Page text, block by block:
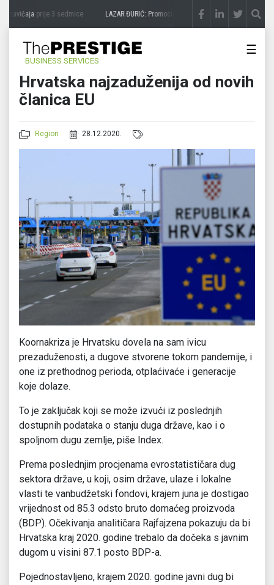
zavičajaprije 3 sedmice LAZAR ĐURIĆ: Promocija potencijal pretvara u destinaciju
BUSINESS SERVICES
☰
Hrvatska najzaduženija od novih
članica EU
Region 28.12.2020.
Koornakriza je Hrvatsku dovela na sam ivicu
prezaduženosti, a dugove stvorene tokom pandemije, i
one iz prethodnog perioda, otplaćivaće i generacije
koje dolaze.
To je zaključak koji se može izvući iz poslednjih
dostupnih podataka o stanju duga države, kao i o
spoljnom dugu zemlje, piše Index.
Prema poslednjim procjenama evrostatističara dug
sektora države, u koji, osim države, ulaze i lokalne
vlasti te vanbudžetski fondovi, krajem juna je dostigao
vrijednost od 85.3 odsto bruto domaćeg proizvoda
(BDP). Očekivanja analitičara Rajfajzena pokazuju da bi
Hrvatska kraj 2020. godine trebalo da dočeka s javnim
dugom u visini 87.1 posto BDP-a.
Pojednostavljeno, krajem 2020. godine javni dug bi